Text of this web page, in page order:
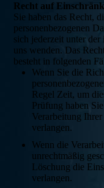
Recht auf
Sie haben das Recht,
personenbezogenen
sich jederzeit unter der
uns wenden. Das
besteht in folgenden
Wenn Sie die
Regel Zeit, um
Prüfung haben
Verarbeitung
verlangen.
Wenn die
unrechtmäßig
Löschung die
verlangen.